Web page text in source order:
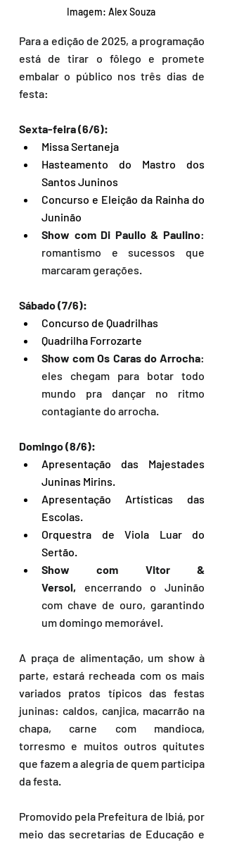
Imagem: Alex Souza
Para a edição de 2025, a programação
está de tirar o fôlego e promete
embalar o público nos três dias de
festa:
Sexta-feira (6/6):
Missa Sertaneja
Hasteamento do Mastro dos
Santos Juninos
Concurso e Eleição da Rainha do
Juninão
Show com Di Paullo & Paulino:
romantismo e sucessos que
marcaram gerações.
Sábado (7/6):
Concurso de Quadrilhas
Quadrilha Forrozarte
Show com Os Caras do Arrocha:
eles chegam para botar todo
mundo pra dançar no ritmo
contagiante do arrocha.
Domingo (8/6):
Apresentação das Majestades
Juninas Mirins.
Apresentação Artísticas das
Escolas.
Orquestra de Viola Luar do
Sertão.
Show com Vitor &
Versol, encerrando o Juninão
com chave de ouro, garantindo
um domingo memorável.
A praça de alimentação, um show à
parte, estará recheada com os mais
variados pratos típicos das festas
juninas: caldos, canjica, macarrão na
chapa, carne com mandioca,
torresmo e muitos outros quitutes
que fazem a alegria de quem participa
da festa.
Promovido pela Prefeitura de Ibiá, por
meio das secretarias de Educação e